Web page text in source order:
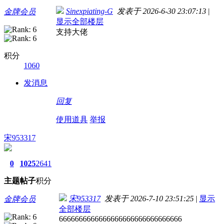
金牌会员
积分
1060
发消息
Sinexpiating-G 发表于 2026-6-30 23:07:13 |
显示全部楼层
支持大佬
回复
使用道具 举报
宋953317
0
主题
1025
帖子
2641
积分
金牌会员 宋953317发表于 2026-7-10 23:51:25 | 显示
全部楼层
6666666666666666666666666666666